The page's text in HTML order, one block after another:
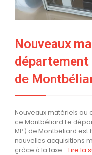
Nouveaux
département
de
Nouveaux matériels au
de Montbéliard Le
MP) de Montbéliard est
nouvelles acquisitions
grâce à la taxe… Lire la